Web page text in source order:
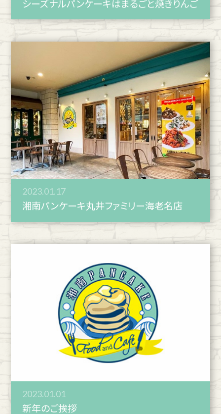
シーズナルパンケーキはまるごと焼きりんご
2023.01.17
湘南パンケーキ丸井ファミリー海老名店
2023.01.01
新年のご挨拶